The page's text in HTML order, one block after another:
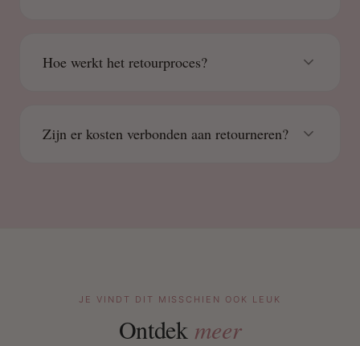
Hoe werkt het retourproces?
Zijn er kosten verbonden aan retourneren?
JE VINDT DIT MISSCHIEN OOK LEUK
Ontdek meer